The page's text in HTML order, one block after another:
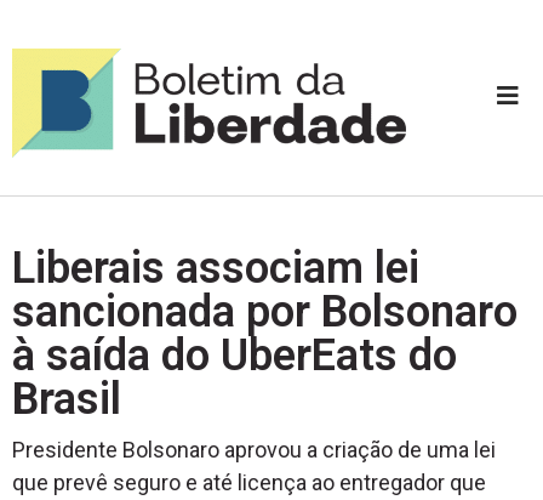
Liberais associam lei
sancionada por Bolsonaro
à saída do UberEats do
Brasil
Presidente Bolsonaro aprovou a criação de uma lei
que prevê seguro e até licença ao entregador que